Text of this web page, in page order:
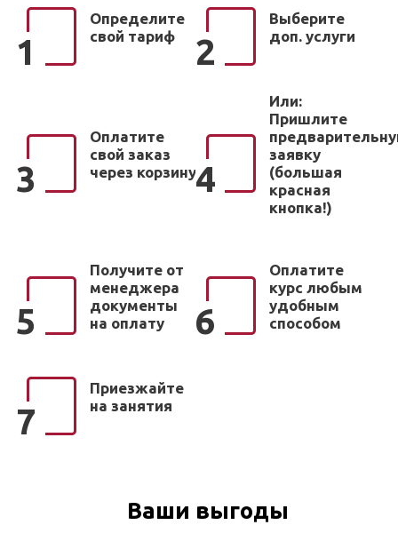
1
Определите
свой тариф
2
Выберите
доп. услуги
3
Оплатите
свой заказ
через корзину4
Или:
Пришлите
заявку
(большая
красная
кнопка!)
5
Получите от
менеджера
документы
на оплату
6
Оплатите
курс любым
удобным
способом
7
Приезжайте
на занятия
Ваши выгоды